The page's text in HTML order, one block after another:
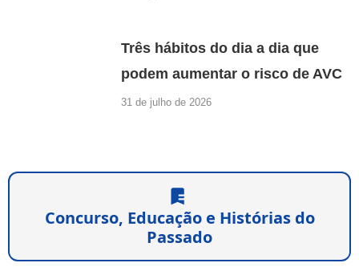
Três hábitos do dia a dia que
podem aumentar o risco de AVC
31 de julho de 2026
Concurso, Educação e Histórias do
Passado